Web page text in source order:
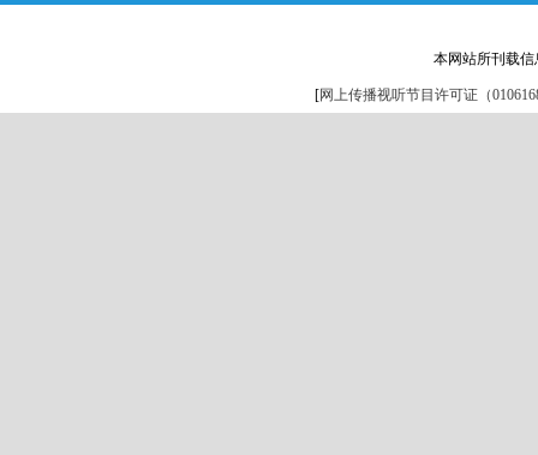
本网站所刊载
[网上传播视听节目许可证（